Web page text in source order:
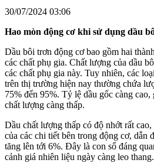
30/07/2024 03:06
Hao mòn động cơ khi sử dụng dầu
Dầu bôi trơn động cơ bao gồm hai
các chất phụ gia. Chất lượng của dầu
các chất phụ gia này. Tuy nhiên, các
trên thị trường hiện nay thường chứa
75% đến 95%. Tỷ lệ dầu gốc càng cao,
chất lượng càng thấp.
Dầu chất lượng thấp có độ nhớt rất
của các chi tiết bên trong động cơ, dẫn
tăng lên tới 6%. Đây là con số đáng
cảnh giá nhiên liệu ngày càng leo thang.